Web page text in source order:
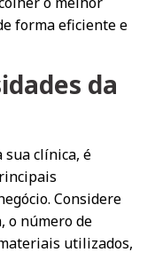
forma eficiente e
da
sua clínica, é
Considere
o número de
utilizados,